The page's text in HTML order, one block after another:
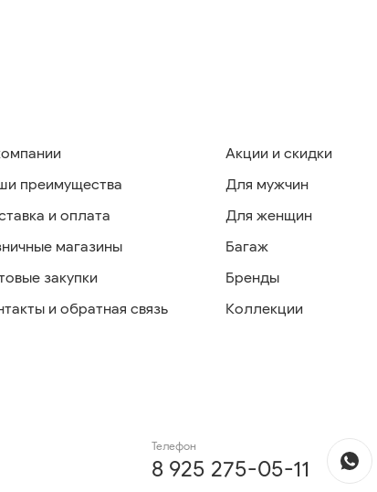
преимущества
и оплата
магазины
закупки
и обратная связь
Акции и скидки
Для мужчин
Для женщин
Багаж
Бренды
Коллекции
Телефон
8 925 275-05-11